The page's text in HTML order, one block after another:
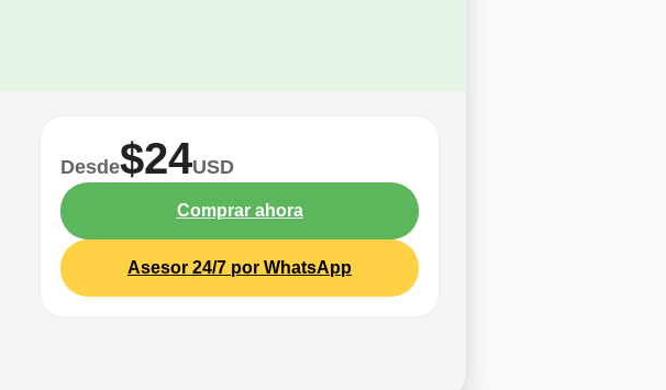
Desde$24USD
Comprar ahora
Asesor 24/7 por WhatsApp